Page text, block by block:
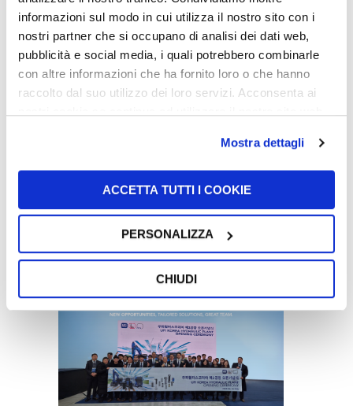
informazioni sul modo in cui utilizza il nostro sito con i
nostri partner che si occupano di analisi dei dati web,
pubblicità e social media, i quali potrebbero combinarle
con altre informazioni che ha fornito loro o che hanno
raccolto dal suo utilizzo dei loro servizi. Acconsenta ai
Mostra dettagli
ACCETTA TUTTI I COOKIE
PERSONALIZZA
CHIUDI
UFI荣获2025年度《汽车新闻》PACE pilot 创
新前瞻奖
2025年5月29日
UFI再登F1高地：2025赛季十支车队全面采
2025年4月23日